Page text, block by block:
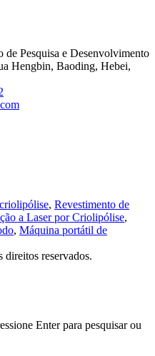
de Pesquisa e Desenvolvimento
Hengbin, Baoding, Hebei,
, Revestimento de
a Laser por Criolipólise,
, Máquina portátil de
reservados.
Enter para pesquisar ou